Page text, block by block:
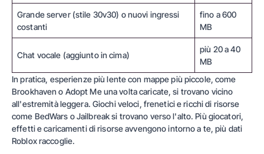
Grande server (stile 30v30) o nuovi ingressi
costanti
fino a 600
MB
Chat vocale (aggiunto in cima)
più 20 a 40
MB
In pratica, esperienze più lente con mappe più piccole, come
Brookhaven o Adopt Me una volta caricate, si trovano vicino
all'estremità leggera. Giochi veloci, frenetici e ricchi di risorse
come BedWars o Jailbreak si trovano verso l'alto. Più giocatori,
effetti e caricamenti di risorse avvengono intorno a te, più dati
Roblox raccoglie.